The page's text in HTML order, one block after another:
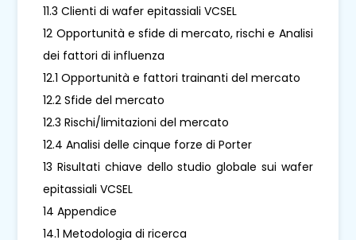
11.3 Clienti di wafer epitassiali VCSEL
12 Opportunità e sfide di mercato, rischi e Analisi
dei fattori di influenza
12.1 Opportunità e fattori trainanti del mercato
12.2 Sfide del mercato
12.3 Rischi/limitazioni del mercato
12.4 Analisi delle cinque forze di Porter
13 Risultati chiave dello studio globale sui wafer
epitassiali VCSEL
14 Appendice
14.1 Metodologia di ricerca